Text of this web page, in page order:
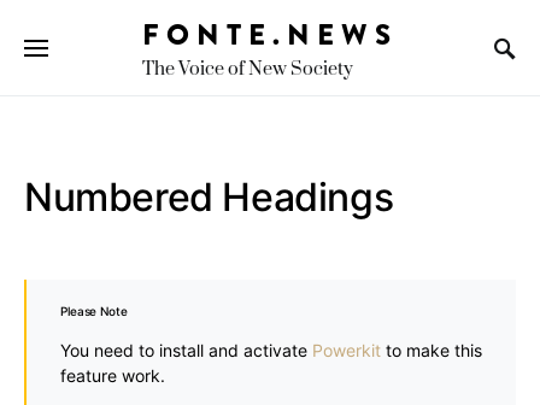
FONTE.NEWS
The Voice of New Society
Numbered Headings
Please Note
You need to install and activate Powerkit to make this
feature work.